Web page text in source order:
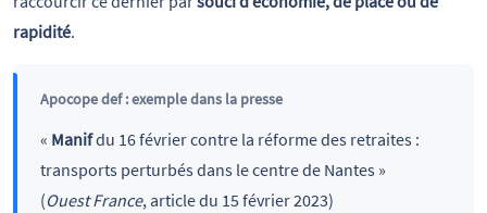
rapidité.
Apocope def : exemple dans la presse
« Manifdu 16 février contre la réforme des retraites :
transports perturbés dans le centre de Nantes »
(Ouest France, article du 15 février 2023)